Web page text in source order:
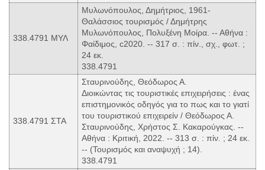
338.4791 ΜΥΛ
Μυλωνόπουλος, Δημήτριος, 1961-
Θαλάσσιος τουρισμός / Δημήτρης
Μυλωνόπουλος, Πολυξένη Μοίρα. -- Αθήνα :
Φαίδιμος, c2020. -- 317 σ. : πίν., σχ., φωτ. ;
24 εκ.
338.4791
338.4791 ΣΤΑ
Σταυρινούδης, Θεόδωρος Α.
Διοικώντας τις τουριστικές επιχειρήσεις : ένας
επιστημονικός οδηγός για το πως και το γιατί
του τουριστικού επιχειρείν / Θεόδωρος Α.
Σταυρινούδης, Χρήστος Σ. Κακαρούγκας. --
Αθήνα : Κριτική, 2022. -- 313 σ. : πίν. ; 24 εκ.
-- (Τουρισμός και αναψυχή ; 14).
338.4791